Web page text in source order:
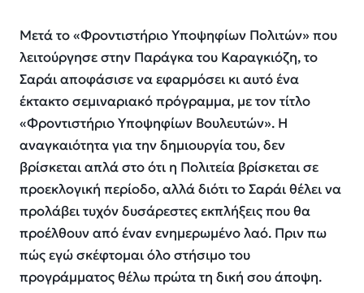
Μετά το «Φροντιστήριο Υποψηφίων Πολιτών» που
λειτούργησε στην Παράγκα του Καραγκιόζη, το
Σαράι αποφάσισε να εφαρμόσει κι αυτό ένα
έκτακτο σεμιναριακό πρόγραμμα, με τον τίτλο
«Φροντιστήριο Υποψηφίων Βουλευτών». Η
αναγκαιότητα για την δημιουργία του, δεν
βρίσκεται απλά στο ότι η Πολιτεία βρίσκεται σε
προεκλογική περίοδο, αλλά διότι το Σαράι θέλει να
προλάβει τυχόν δυσάρεστες εκπλήξεις που θα
προέλθουν από έναν ενημερωμένο λαό. Πριν πω
πώς εγώ σκέφτομαι όλο στήσιμο του
προγράμματος θέλω πρώτα τη δική σου άποψη.